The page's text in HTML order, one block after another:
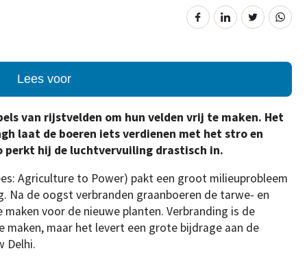
Lees voor
van rijstvelden om hun velden vrij te maken. Het
laat de boeren iets verdienen met het stro en
perkt hij de luchtvervuiling drastisch in.
Agriculture to Power) pakt een groot milieuprobleem
Na de oogst verbranden graanboeren de tarwe- en
voor de nieuwe planten. Verbranding is de
maar het levert een grote bijdrage aan de
Delhi.